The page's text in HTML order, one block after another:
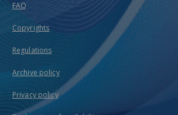
FAQ
Copyrights
Regulations
Archive policy
Privacy policy